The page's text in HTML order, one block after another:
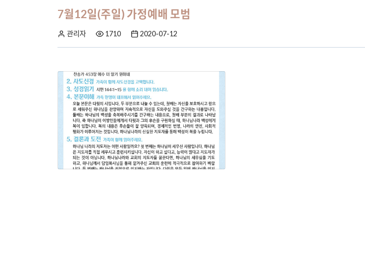
7월12일(주일) 가정예배 모범
관리자 1710 2020-07-12